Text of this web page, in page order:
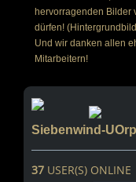
hervorragenden Bilder
dürfen!
Und wir danken allen
Mitarbeitern!
Siebenwind-
37 USER(S) ONLINE